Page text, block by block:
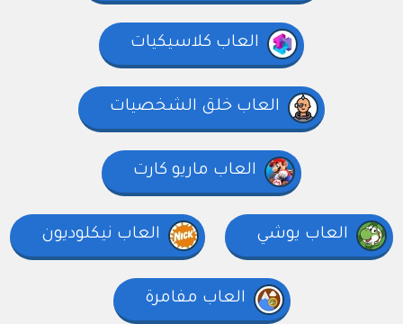
العاب كلاسيكيات
العاب خلق الشخصيات
العاب ماريو كارت
العاب يوشي العاب نيكلوديون
العاب مفامرة